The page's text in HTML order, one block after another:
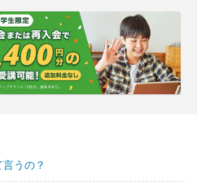
うの？